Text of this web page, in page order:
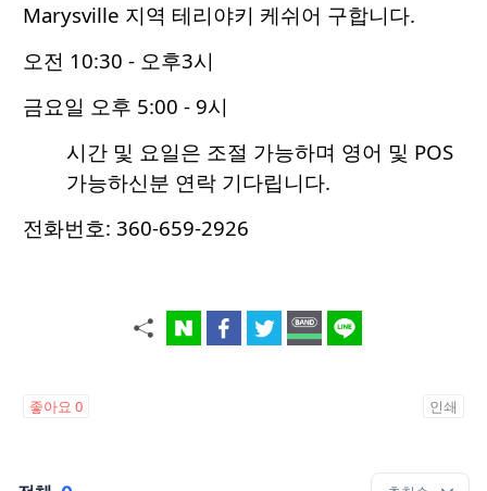
Marysville 지역 테리야키 케쉬어 구합니다.
오전 10:30 - 오후3시
금요일 오후 5:00 - 9시
시간 및 요일은 조절 가능하며 영어 및 POS
가능하신분 연락 기다립니다.
전화번호: 360-659-2926
좋아요 0 인쇄